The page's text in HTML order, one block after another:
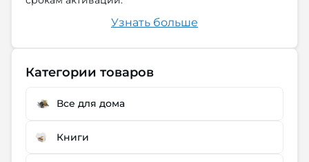
Узнать больше
Категории товаров
Все для дома
Книги